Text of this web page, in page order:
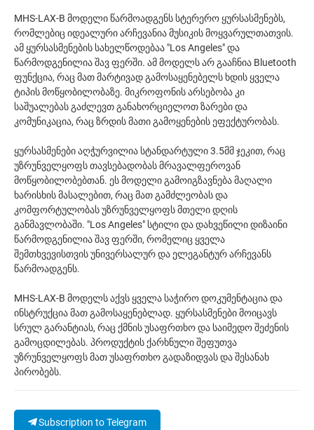
MHS-LAX-B მოდელი წარმოადგენს სტერერო ყურსასმენებს,
რომლებიც იდეალური არჩევანია მუსიკის მოყვარულთათვის.
ამ ყურსასმენების სახელწოდებაა "Los Angeles" და
წარმოდგენილია შავ ფერში. ამ მოდელს არ გააჩნია Bluetooth
ფუნქცია, რაც მათ მარტივად გამოსაყენებელს ხდის ყველა
ტიპის მოწყობილობაზე. მიკროფონის არსებობა კი
საშუალებას გაძლევთ განახორციელოთ ზარები და
კომუნიკაცია, რაც ზრდის მათი გამოყენების ეფექტურობას.
ყურსასმენები აღჭურვილია სტანდარტული 3.5მმ ჯეკით, რაც
უზრუნველყოფს თავსებადობას მრავალფეროვან
მოწყობილობებთან. ეს მოდელი გამოიგზავნება მაღალი
ხარისხის მასალებით, რაც მათ გამძლეობას და
კომფორტულობას უზრუნველყოფს მთელი დღის
განმავლობაში. "Los Angeles" სტილი და დახვეწილი დიზაინი
წარმოდგენილია შავ ფერში, რომელიც ყველა
შემთხვევისთვის უნივერსალურ და ელეგანტურ არჩევანს
წარმოადგენს.
MHS-LAX-B მოდელს აქვს ყველა საჭირო დოკუმენტაცია და
ინსტრუქცია მათ გამოსაყენებლად. ყურსასმენები მოიცავს
სრულ გარანტიას, რაც ქმნის უსაფრთხო და საიმედო შეძენის
გამოცდილებას. პროდუქტის ქარხნული შეფუთვა
უზრუნველყოფს მათ უსაფრთხო გადაზიდვას და შესანახ
პირობებს.
Subscription to Telegram